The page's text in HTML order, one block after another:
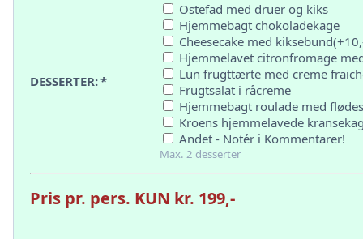
DESSERTER:*
Ostefad med druer og kiks
Hjemmebagt chokoladekage
Cheesecake med
Hjemmelavet citronfromage
Lun frugttærte med creme
Frugtsalat i råcreme
Hjemmebagt roulade med
Kroens hjemmelavede
Andet - Notér i Kommentarer!
Max. 2 desserter
Pris pr. pers. KUN kr. 199,-